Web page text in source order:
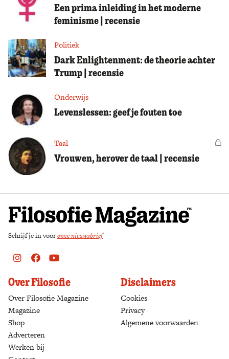
Een prima inleiding in het moderne
feminisme | recensie
Politiek
Dark Enlightenment: de theorie achter
Trump | recensie
Onderwijs
Levenslessen: geef je fouten toe
Taal
Vrouwen, herover de taal | recensie
Schrijf je in vooronze nieuwsbrief
Instagram
FacebookYoutube
Over Filosofie
Over Filosofie Magazine
Magazine
Shop
Adverteren
Werken bij
Disclaimers
Cookies
Privacy
Algemene voorwaarden